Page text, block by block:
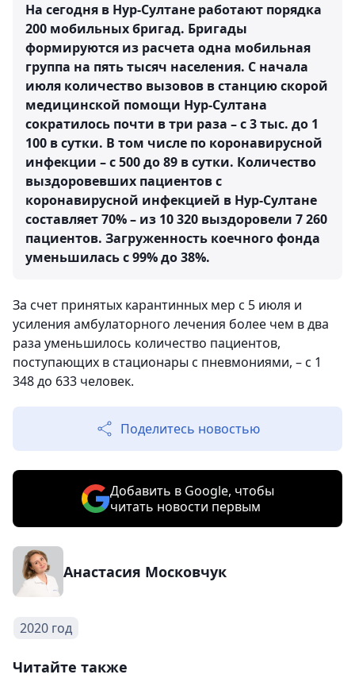
На сегодня в Нур-Султане работают порядка
200 мобильных бригад. Бригады
формируются из расчета одна мобильная
группа на пять тысяч населения. С начала
июля количество вызовов в станцию скорой
медицинской помощи Нур-Султана
сократилось почти в три раза – с 3 тыс. до 1
100 в сутки. В том числе по коронавирусной
инфекции – с 500 до 89 в сутки. Количество
выздоровевших пациентов с
коронавирусной инфекцией в Нур-Султане
составляет 70% – из 10 320 выздоровели 7 260
пациентов. Загруженность коечного фонда
уменьшилась с 99% до 38%.
За счет принятых карантинных мер с 5 июля и
усиления амбулаторного лечения более чем в два
раза уменьшилось количество пациентов,
поступающих в стационары с пневмониями, – с 1
348 до 633 человек.
Поделитесь новостью
Добавить в Google, чтобы
читать новости первым
Анастасия Московчук
2020 год
Читайте также